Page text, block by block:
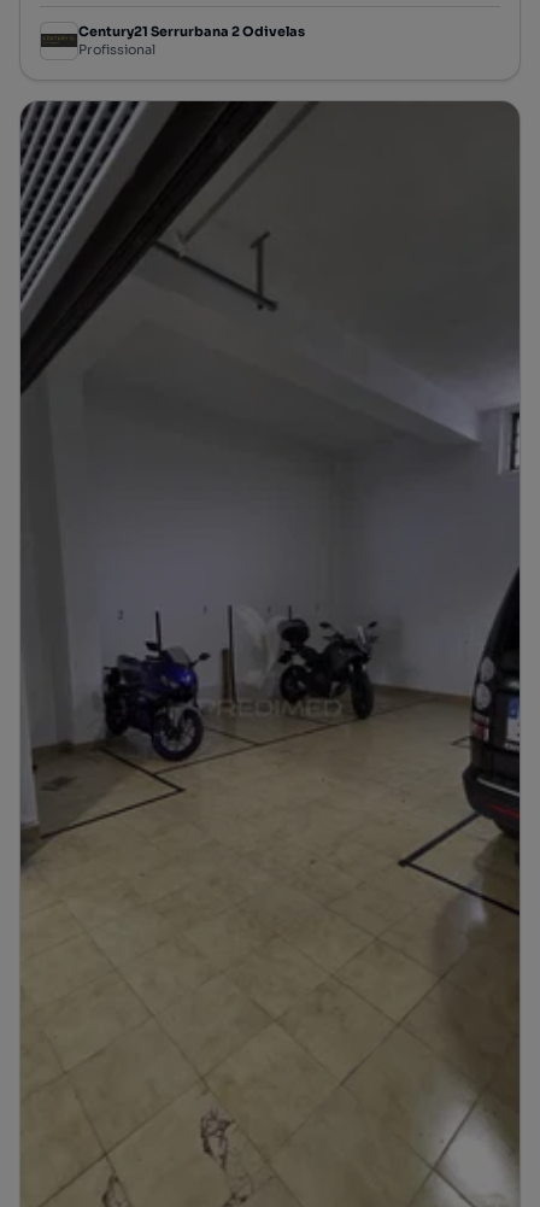
Century21 Serrurbana 2 Odivelas
Profissional